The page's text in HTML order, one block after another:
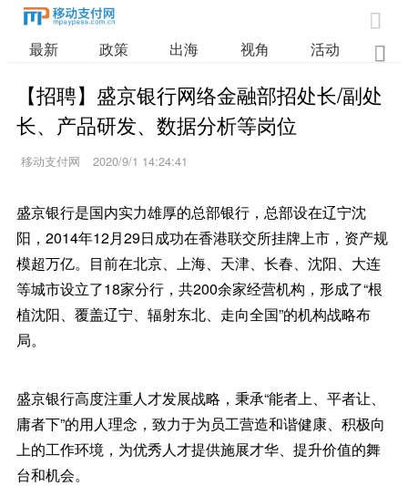

最新 政策 出海 视角 活动 业

【招聘】盛京银行网络金融部招处长/副处
长、产品研发、数据分析等岗位
移动支付网 2020/9/1 14:24:41
盛京银行是国内实力雄厚的总部银行，总部设在辽宁沈
阳，2014年12月29日成功在香港联交所挂牌上市，资产规
模超万亿。目前在北京、上海、天津、长春、沈阳、大连
等城市设立了18家分行，共200余家经营机构，形成了“根
植沈阳、覆盖辽宁、辐射东北、走向全国”的机构战略布
局。
盛京银行高度注重人才发展战略，秉承“能者上、平者让、
庸者下”的用人理念，致力于为员工营造和谐健康、积极向
上的工作环境，为优秀人才提供施展才华、提升价值的舞
台和机会。